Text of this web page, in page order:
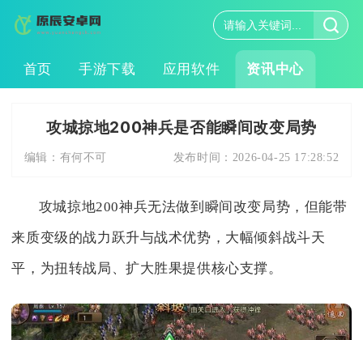
首页 手游下载 应用软件 资讯中心
攻城掠地200神兵是否能瞬间改变局势
编辑： 有何不可 发布时间： 2026-04-25 17:28:52
攻城掠地200神兵无法做到瞬间改变局势，但能带
来质变级的战力跃升与战术优势，大幅倾斜战斗天
平，为扭转战局、扩大胜果提供核心支撑。